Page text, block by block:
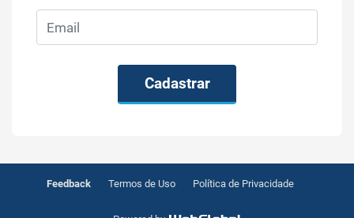
Cadastrar
Feedback Termos de Uso Política de Privacidade